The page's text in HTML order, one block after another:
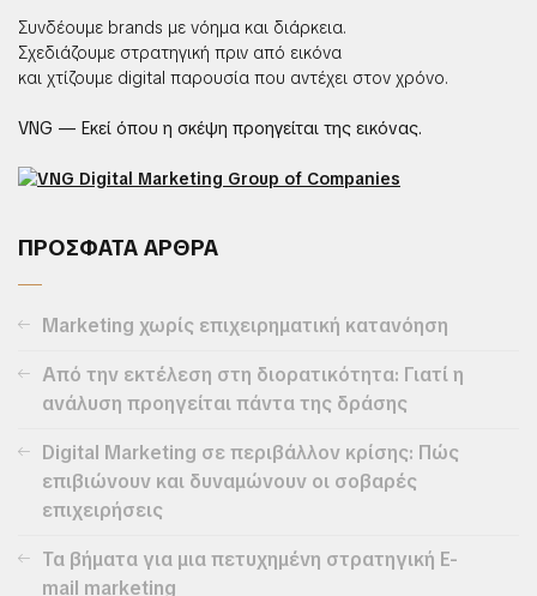
Συνδέουμε brands με νόημα και διάρκεια.
Σχεδιάζουμε στρατηγική πριν από εικόνα
και χτίζουμε digital παρουσία που αντέχει στον χρόνο.
VNG — Εκεί όπου η σκέψη προηγείται της εικόνας.
ΠΡΟΣΦΑΤΑ ΑΡΘΡΑ
Marketing χωρίς επιχειρηματική κατανόηση
Από την εκτέλεση στη διορατικότητα: Γιατί η
ανάλυση προηγείται πάντα της δράσης
Digital Marketing σε περιβάλλον κρίσης: Πώς
επιβιώνουν και δυναμώνουν οι σοβαρές
επιχειρήσεις
Τα βήματα για μια πετυχημένη στρατηγική E-
mail marketing